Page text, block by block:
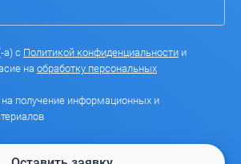
а) с Политикой конфиденциальности и
на обработку персональных
получение информационных и